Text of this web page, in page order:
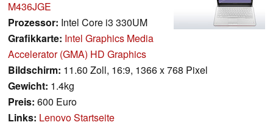
M436JGE
Prozessor: Intel Core i3 330UM
Grafikkarte: Intel Graphics Media
Accelerator (GMA) HD Graphics
Bildschirm: 11.60 Zoll, 16:9, 1366 x 768 Pixel
Gewicht: 1.4kg
Preis: 600 Euro
Links: Lenovo Startseite